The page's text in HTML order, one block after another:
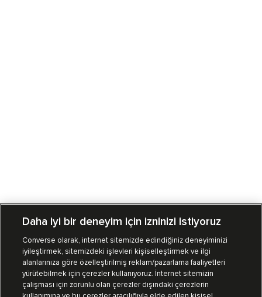
Mağazalarımız Sipariş Takibi
Müşteri İlişkileri
Daha iyi bir deneyim için izninizi istiyoruz
Converse olarak, internet sitemizde edindiğiniz deneyiminizi
iyileştirmek, sitemizdeki işlevleri kişiselleştirmek ve ilgi
alanlarınıza göre özelleştirilmiş reklam/pazarlama faaliyetleri
yürütebilmek için çerezler kullanıyoruz. İnternet sitemizin
çalışması için zorunlu olan çerezler dışındaki çerezlerin